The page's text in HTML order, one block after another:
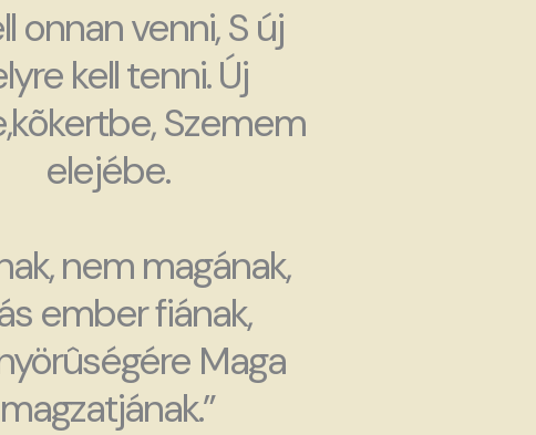
onnan venni, S új
kell tenni. Új
Szemem
elejébe.
nem magának,
ember fiának,
Maga
magzatjának.”